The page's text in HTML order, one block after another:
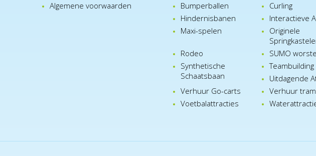
Algemene voorwaarden
Bumperballen
Curling
Hindernisbanen
Interactieve
Maxi-spelen
Originele
Rodeo
SUMO
Synthetische
Schaatsbaan
Teambuilding
Uitdagende
Verhuur Go-carts
Verhuur
Voetbalattracties